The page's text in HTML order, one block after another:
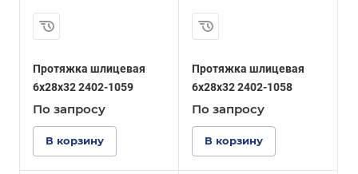
Протяжка шлицевая
6x28x32 2402-1059
По запросу
В корзину
Протяжка шлицевая
6x28x32 2402-1058
По запросу
В корзину